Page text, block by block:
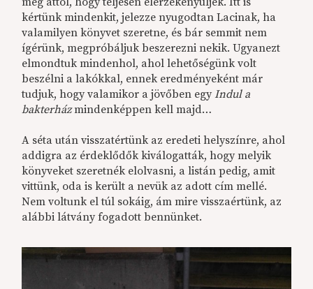
kértünk mindenkit, jelezze nyugodtan Lacinak, ha
valamilyen könyvet szeretne, és bár semmit nem
ígérünk, megpróbáljuk beszerezni nekik. Ugyanezt
elmondtuk mindenhol, ahol lehetőségünk volt
beszélni a lakókkal, ennek eredményeként már
tudjuk, hogy valamikor a jövőben egyIndul a
bakterházmindenképpen kell majd…
A séta után visszatértünk az eredeti helyszínre, ahol
addigra az érdeklődők kiválogatták, hogy melyik
könyveket szeretnék elolvasni, a listán pedig, amit
vittünk, oda is került a nevük az adott cím mellé.
Nem voltunk el túl sokáig, ám mire visszaértünk, az
alábbi látvány fogadott bennünket.